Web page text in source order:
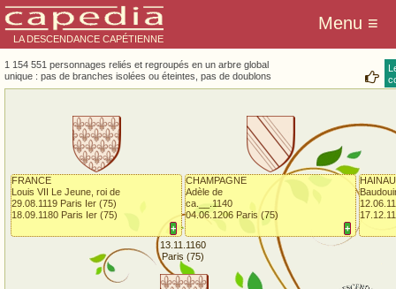
LA DESCENDANCE CAPÉTIENNE
1 154 551 personnages reliés et regroupés en un arbre global
unique : pas de branches isolées ou éteintes, pas de doublons
+
FRANCE
Louis VII Le Jeune, roi de
29.08.1119 Paris Ier (75)
18.09.1180 Paris Ier (75)
+
CHAMPAGNE
Adèle de
ca.__.1140
04.06.1206 Paris (75)
13.11.1160
Paris (75)